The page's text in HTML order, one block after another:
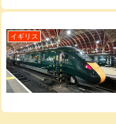
イギリス